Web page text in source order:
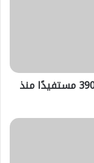
اختتام الدورة 17 من برنامج "مصالحة": 390 مستفيدًا منذ